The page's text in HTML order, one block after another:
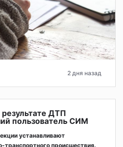
2 дня назад
ДТП
пользователь СИМ
устанавливают
транспортного происшествия.